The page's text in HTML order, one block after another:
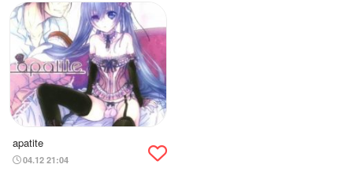
apatite
04.12 21:04